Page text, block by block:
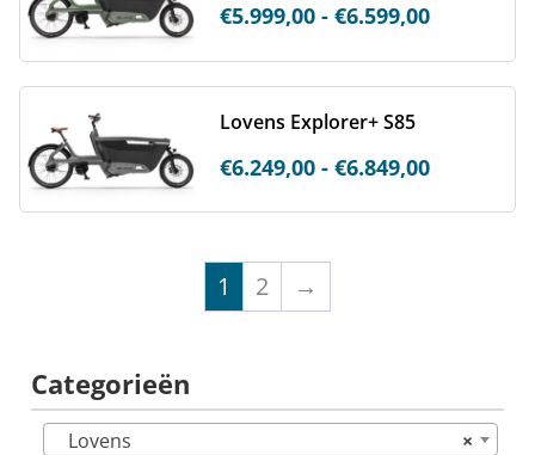
Categorieën
×
Lovens
€5.999,00 - €6.599,00
Lovens Explorer+ S85
€6.249,00 - €6.849,00
1 2 →